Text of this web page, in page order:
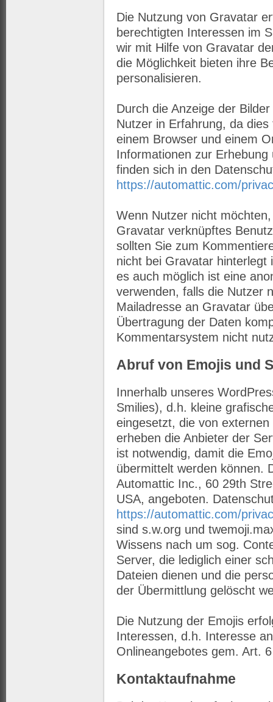
Die Nutzung von Gravatar
berechtigten Interessen im
wir mit Hilfe von Gravatar
die Möglichkeit bieten ihre
personalisieren.
Durch die Anzeige der
Nutzer in Erfahrung, da
einem Browser und einem
Informationen zur
finden sich in den
https://automattic.com/
Wenn Nutzer nicht
Gravatar verknüpftes
sollten Sie zum
nicht bei Gravatar
es auch möglich ist eine
verwenden, falls die Nutzer
Mailadresse an Gravatar
Übertragung der Daten
Kommentarsystem nicht
Abruf von Emojis und
Innerhalb unseres
Smilies), d.h. kleine
eingesetzt, die von
erheben die Anbieter der
ist notwendig, damit die
übermittelt werden können.
Automattic Inc., 60 29th
USA, angeboten.
https://automattic.com/
sind s.w.org und
Wissens nach um sog.
Server, die lediglich einer
Dateien dienen und die
der Übermittlung gelöscht
Die Nutzung der Emojis
Interessen, d.h. Interesse
Onlineangebotes gem. Art.
Kontaktaufnahme